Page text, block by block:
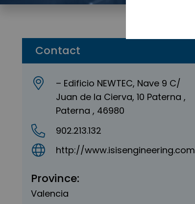
Contact
– Edificio NEWTEC, Nave 9 C/
Juan de la Cierva, 10 Paterna ,
Paterna , 46980
902.213.132
http://www.isisengineering.com
Province:
Valencia